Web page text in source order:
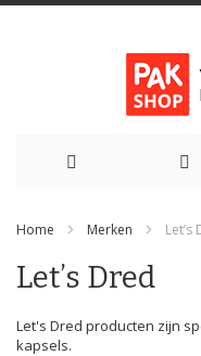
de
inhoud
Home Merken Let’s
Let’s Dred
Let's Dred producten zijn
kapsels.